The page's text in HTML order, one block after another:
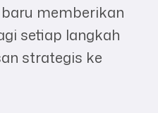
memberikan
setiap langkah
strategis ke